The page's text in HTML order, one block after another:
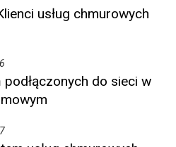
usług chmurowych
do sieci w